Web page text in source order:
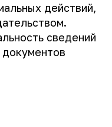
действий,
сведений